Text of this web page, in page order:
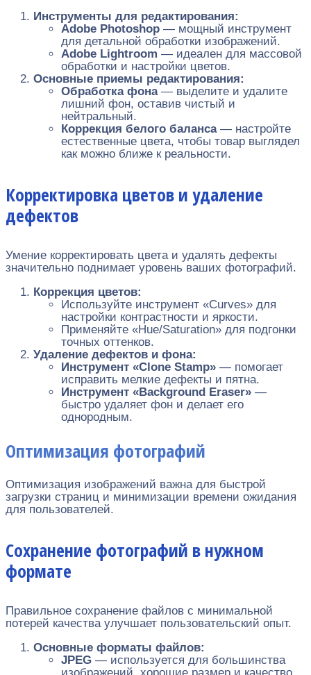
Инструменты для редактирования:
Adobe Photoshop — мощный инструмент
для детальной обработки изображений.
Adobe Lightroom — идеален для массовой
обработки и настройки цветов.
Основные приемы редактирования:
Обработка фона— выделите и удалите
лишний фон, оставив чистый и
нейтральный.
Коррекция белого баланса— настройте
естественные цвета, чтобы товар выглядел
как можно ближе к реальности.
Корректировка цветов и удаление
дефектов
Умение корректировать цвета и удалять дефекты
значительно поднимает уровень ваших фотографий.
Коррекция цветов:
Используйте инструмент «Curves» для
настройки контрастности и яркости.
Применяйте «Hue/Saturation» для подгонки
точных оттенков.
Удаление дефектов и фона:
Инструмент «Clone Stamp» — помогает
исправить мелкие дефекты и пятна.
Инструмент «Background Eraser» —
быстро удаляет фон и делает его
однородным.
Оптимизация фотографий
Оптимизация изображений важна для быстрой
загрузки страниц и минимизации времени ожидания
для пользователей.
Сохранение фотографий в нужном
формате
Правильное сохранение файлов с минимальной
потерей качества улучшает пользовательский опыт.
Основные форматы файлов:
JPEG — используется для большинства
изображений, хорошие размер и качество.